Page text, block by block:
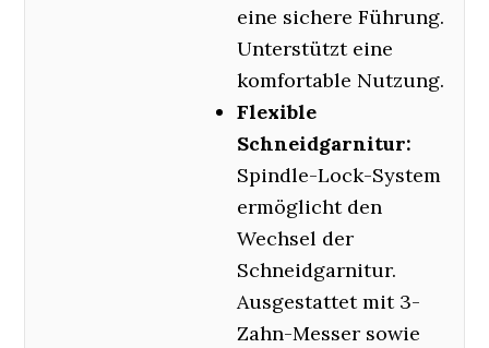
eine sichere Führung.
Unterstützt eine
komfortable Nutzung.
Flexible
Schneidgarnitur:
Spindle-Lock-System
ermöglicht den
Wechsel der
Schneidgarnitur.
Ausgestattet mit 3-
Zahn-Messer sowie